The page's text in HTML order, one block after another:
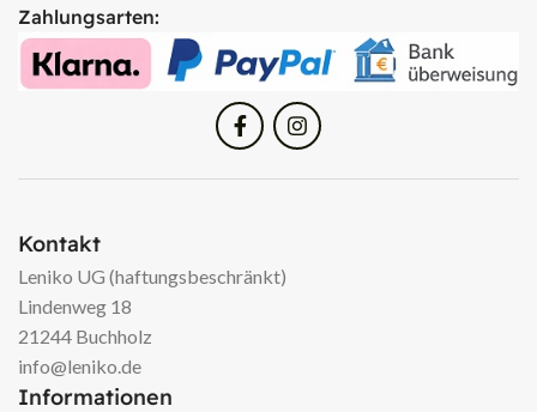
Zahlungsarten:
Kontakt
Leniko UG (haftungsbeschränkt)
Lindenweg 18
21244 Buchholz
info@leniko.de
Informationen